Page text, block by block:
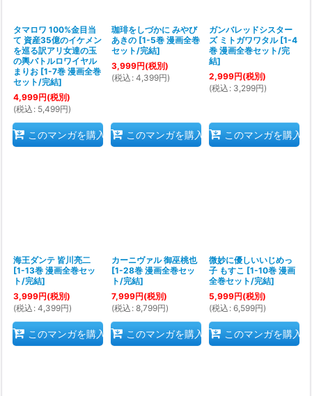
タマロワ 100%金目当
て 資産35億のイケメン
を巡る訳アリ女達の玉
の輿バトルロワイヤル
まりお [1-7巻 漫画全巻
セット/完結]
4,999円(税別)
(税込 : 5,499円)
このマンガを購入
珈琲をしづかに みやび
あきの [1-5巻 漫画全巻
セット/完結]
3,999円(税別)
(税込 : 4,399円)
このマンガを購入
ガンバレッドシスター
ズ ミトガワワタル [1-4
巻 漫画全巻セット/完
結]
2,999円(税別)
(税込 : 3,299円)
このマンガを購入
海王ダンテ 皆川亮二
[1-13巻 漫画全巻セッ
ト/完結]
3,999円(税別)
(税込 : 4,399円)
このマンガを購入
カーニヴァル 御巫桃也
[1-28巻 漫画全巻セッ
ト/完結]
7,999円(税別)
(税込 : 8,799円)
このマンガを購入
微妙に優しいいじめっ
子 もすこ [1-10巻 漫画
全巻セット/完結]
5,999円(税別)
(税込 : 6,599円)
このマンガを購入